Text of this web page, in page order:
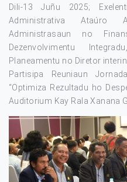
Dili-13 Juñu 2025;
Administrativa Ataúro
Administrasaun no
Dezenvolvimentu
Planeamentu no Diretor
Partisipa Reuniaun
“Optimiza Rezultadu ho
Auditorium Kay Rala Xanana